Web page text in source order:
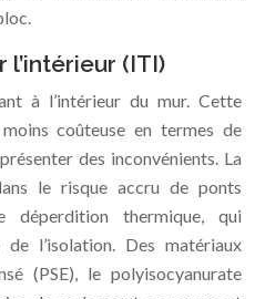
l’intérieur (ITI)
à l’intérieur du mur. Cette
coûteuse en termes de
des inconvénients. La
le risque accru de ponts
déperdition thermique, qui
l’isolation. Des matériaux
(PSE), le polyisocyanurate